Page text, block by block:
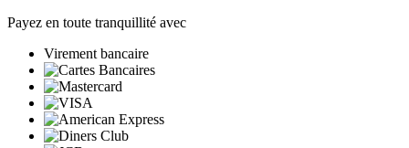
Payez en toute tranquillité avec
Virement bancaire